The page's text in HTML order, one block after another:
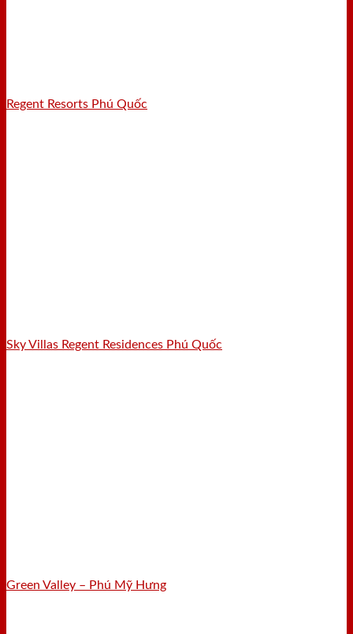
Regent Resorts Phú Quốc
Sky Villas Regent Residences Phú Quốc
Green Valley – Phú Mỹ Hưng